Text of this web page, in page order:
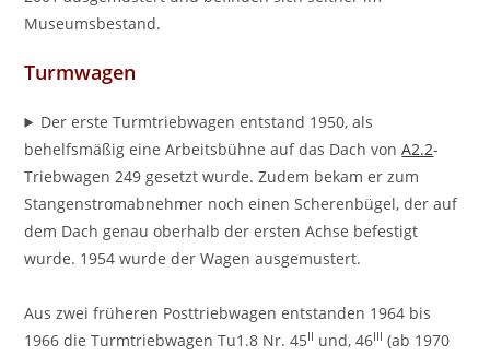
Museumsbestand.
Turmwagen
Der erste Turmtriebwagen entstand 1950, als
behelfsmäßig eine Arbeitsbühne auf das Dach vonA2.2-
Triebwagen 249 gesetzt wurde. Zudem bekam er zum
Stangenstromabnehmer noch einen Scherenbügel, der auf
dem Dach genau oberhalb der ersten Achse befestigt
wurde. 1954 wurde der Wagen ausgemustert.
Aus zwei früheren Posttriebwagen entstanden 1964 bis
1966 die Turmtriebwagen Tu1.8 Nr. 45II und, 46III (ab 1970